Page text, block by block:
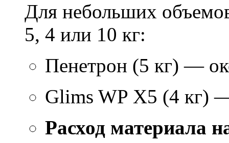
Для небольших
5, 4 или 10 кг:
Пенетрон (5 кг) —
Glims WP X5 (4 кг)
Расход материала